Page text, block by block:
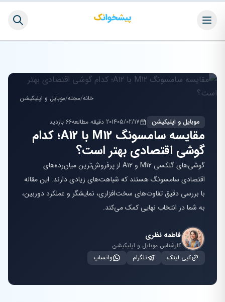
خانه/مجله/موبایل و اپلیکیشن
موبایل و اپلیکیشن 1405/02/1720 دقیقه مطالعه 66 بازدید
مقایسه سامسونگ M12 با A12؛ کدام
گوشی اقتصادی بهتر است؟
گوشی‌های گلکسی M12 و A12 از پرفروش‌ترین میان‌رده‌های
اقتصادی سامسونگ هستند که شباهت‌های زیادی دارند. این مقاله
با بررسی دقیق تفاوت‌های سخت‌افزاری، نمایشگر و عملکرد دوربین،
به شما در انتخاب نهایی کمک می‌کند.
فاطمه نظری
کارشناس موبایل و اپلیکیشن
کپی لینک
تلگرام واتساپ